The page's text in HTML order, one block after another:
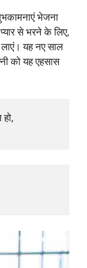
भेजना
से भरने के लिए,
यह नए साल
को यह एहसास